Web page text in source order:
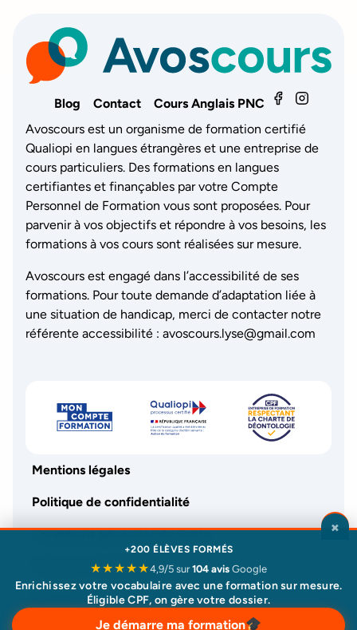
Blog Contact
Cours Anglais PNC
Avoscours est un organisme de formation certifié
Qualiopi en langues étrangères et une entreprise de
cours particuliers. Des formations en langues
certifiantes et finançables par votre Compte
Personnel de Formation vous sont proposées. Pour
parvenir à vos objectifs et répondre à vos besoins, les
formations à vos cours sont réalisées sur mesure.
Avoscours est engagé dans l’accessibilité de ses
formations. Pour toute demande d’adaptation liée à
une situation de handicap, merci de contacter notre
référente accessibilité : avoscours.lyse@gmail.com
Mentions légales
Politique de confidentialité
Conditions générales de vente
Charte de déontologie
© 2026 - avoscours.com
+200 ÉLÈVES FORMÉS
★★★★★4,9/5 sur104 avis Google
Enrichissez votre vocabulaire avec une formation sur mesure.
Éligible CPF, on gère votre dossier.
Je démarre ma formation
×